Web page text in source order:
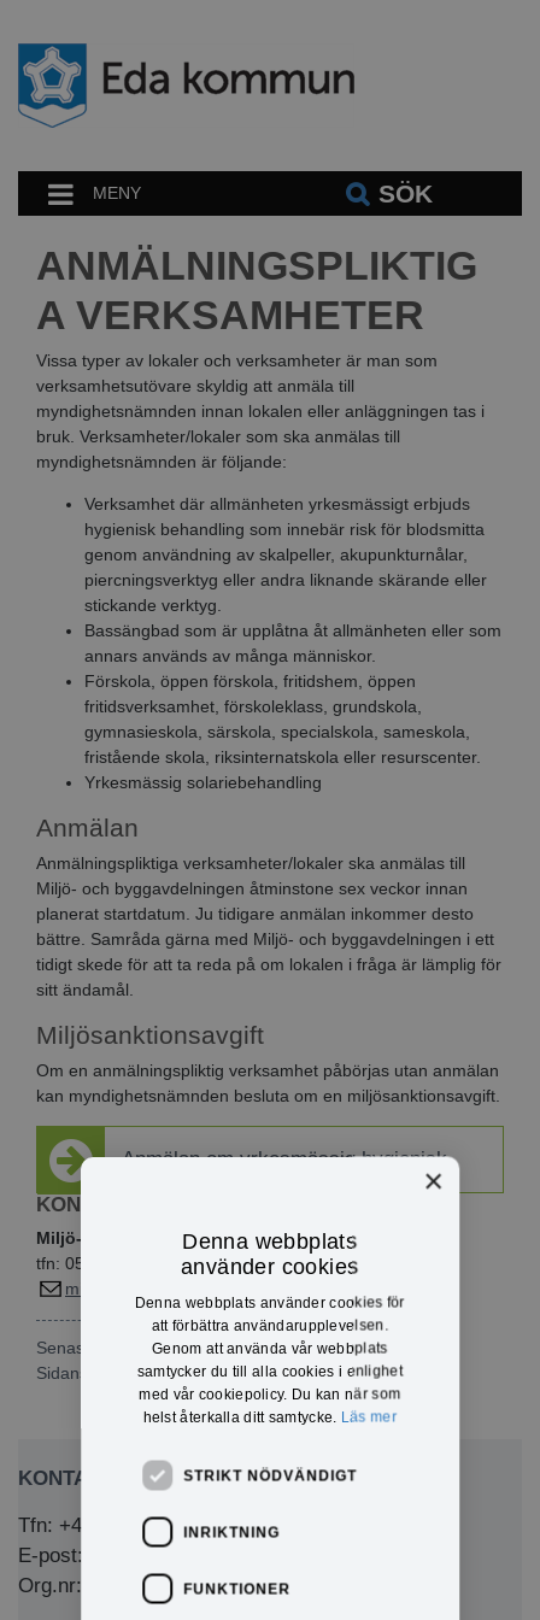
MENY SÖK
ANMÄLNINGSPLIKTIG
A VERKSAMHETER
Vissa typer av lokaler och verksamheter är man som
verksamhetsutövare skyldig att anmäla till
myndighetsnämnden innan lokalen eller anläggningen tas i
bruk. Verksamheter/lokaler som ska anmälas till
myndighetsnämnden är följande:
Verksamhet där allmänheten yrkesmässigt erbjuds
hygienisk behandling som innebär risk för blodsmitta
genom användning av skalpeller, akupunkturnålar,
piercningsverktyg eller andra liknande skärande eller
stickande verktyg.
Bassängbad som är upplåtna åt allmänheten eller som
annars används av många människor.
Förskola, öppen förskola, fritidshem, öppen
fritidsverksamhet, förskoleklass, grundskola,
gymnasieskola, särskola, specialskola, sameskola,
fristående skola, riksinternatskola eller resurscenter.
Yrkesmässig solariebehandling
Anmälan
Anmälningspliktiga verksamheter/lokaler ska anmälas till
Miljö- och byggavdelningen åtminstone sex veckor innan
planerat startdatum. Ju tidigare anmälan inkommer desto
bättre. Samråda gärna med Miljö- och byggavdelningen i ett
tidigt skede för att ta reda på om lokalen i fråga är lämplig för
sitt ändamål.
Miljösanktionsavgift
Om en anmälningspliktig verksamhet påbörjas utan anmälan
kan myndighetsnämnden besluta om en miljösanktionsavgift.
Anmälan om yrkesmässig hygienisk
KONTAKTINFO
Miljö- och byggavdelningen
tfn: 0571-180 720
miljo@eda.se
Senast publicerad: 2022-05-06
Sidansvarig:
Svante Näsman
KONTAKTA OSS
Tfn: +46 (0)571-281 00
E-post: kommun@eda.se
Org.nr: 212000-1769
×
Denna webbplats
använder cookies
Denna webbplats använder cookies för
att förbättra användarupplevelsen.
Genom att använda vår webbplats
samtycker du till alla cookies i enlighet
med vår cookiepolicy. Du kan när som
helst återkalla ditt samtycke. Läs mer
STRIKT NÖDVÄNDIGT
INRIKTNING
FUNKTIONER